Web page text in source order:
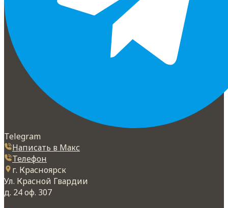
Telegram
Написать в Макс
Телефон
г. Красноярск
Ул. Красной Гвардии
д. 24 оф. 307